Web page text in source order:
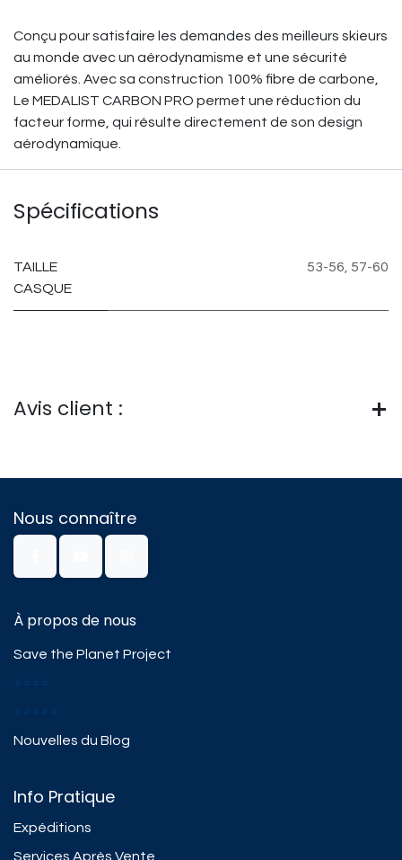
Conçu pour satisfaire les demandes des meilleurs skieurs
au monde avec un aérodynamisme et une sécurité
améliorés. Avec sa construction 100% fibre de carbone,
Le MEDALIST CARBON PRO permet une réduction du
facteur forme, qui résulte directement de son design
aérodynamique.
Spécifications
TAILLE
CASQUE
53-56 57-60
Avis client :
Nous connaître
À propos de nous
Save the Planet Project
####
#####
Nouvelles du Blog
Info Pratique
Expéditions
Services Après Vente